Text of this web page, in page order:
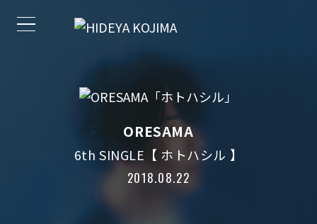
ORESAMA
6th SINGLE【 ホトハシル 】
2018.08.22